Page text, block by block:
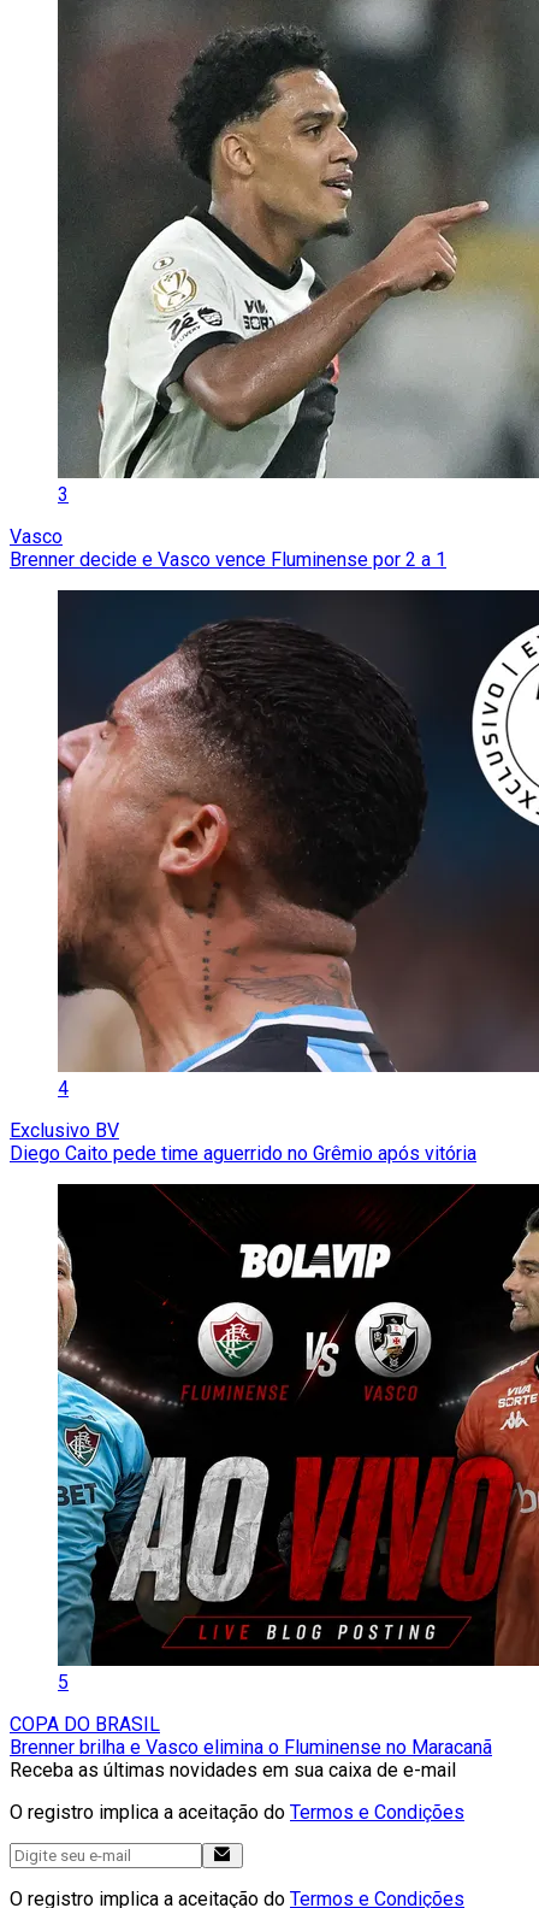
3
Vasco
Brenner decide e Vasco vence Fluminense por 2 a 1
4
Exclusivo BV
Diego Caito pede time aguerrido no Grêmio após vitória
5
COPA DO BRASIL
Brenner brilha e Vasco elimina o Fluminense no Maracanã
Receba as últimas novidades em sua caixa de e-mail
O registro implica a aceitação do Termos e Condições
O registro implica a aceitação do Termos e Condições